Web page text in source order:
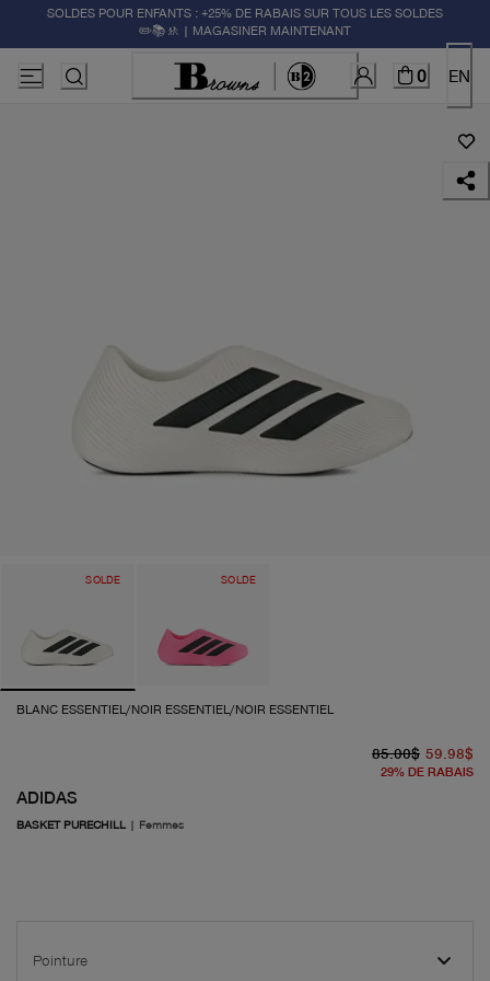
SOLDES POUR ENFANTS : +25% DE RABAIS SUR TOUS LES SOLDES
✏️📚🚸 | MAGASINER MAINTENANT
0 EN
SOLDE SOLDE
BLANC ESSENTIEL/NOIR ESSENTIEL/NOIR ESSENTIEL
ADIDAS
BASKET PURECHILL | Femmes
85.00$ 59.98$
29% DE RABAIS
Pointure